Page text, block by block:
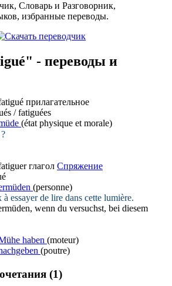
Словарь и Разговорник,
избранные переводы.
- переводы и
прилагательное
/ fatiguées
(état physique et morale)
?
глагол Спряжение
(personne)
essayer de lire dans cette lumière.
, wenn du versuchst, bei diesem
haben (moteur)
(poutre)
(1)